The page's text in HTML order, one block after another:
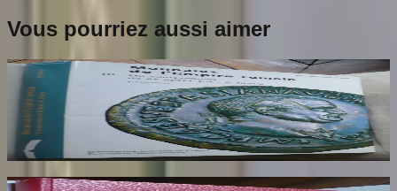
Vous pourriez aussi aimer
Catalogue Monnaies de l'Empire Romain.
Tome 3. Jean Baptiste Giard
GIARD Jean Baptiste
80€
Armorial de la Ville de Paris. Dédicaces au